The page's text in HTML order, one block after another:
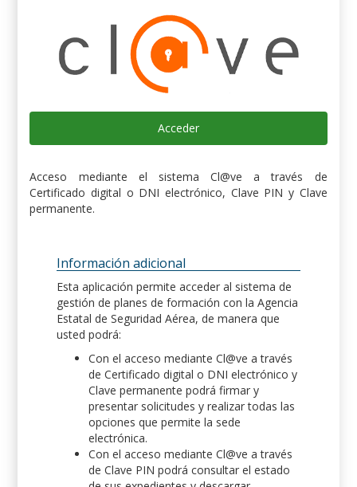
Acceder
Acceso mediante el sistema Cl@ve a través de
Certificado digital o DNI electrónico, Clave PIN y Clave
permanente.
Información adicional
Esta aplicación permite acceder al sistema de
gestión de planes de formación con la Agencia
Estatal de Seguridad Aérea, de manera que
usted podrá:
Con el acceso mediante Cl@ve a través
de Certificado digital o DNI electrónico y
Clave permanente podrá firmar y
presentar solicitudes y realizar todas las
opciones que permite la sede
electrónica.
Con el acceso mediante Cl@ve a través
de Clave PIN podrá consultar el estado